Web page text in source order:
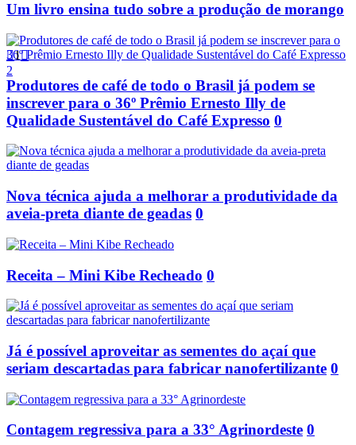
Um livro ensina tudo sobre a produção de morango
1
2
Produtores de café de todo o Brasil já podem se
inscrever para o 36º Prêmio Ernesto Illy de
Qualidade Sustentável do Café Expresso 0
Nova técnica ajuda a melhorar a produtividade da
aveia-preta diante de geadas 0
Receita – Mini Kibe Recheado 0
Já é possível aproveitar as sementes do açaí que
seriam descartadas para fabricar nanofertilizante 0
Contagem regressiva para a 33° Agrinordeste 0